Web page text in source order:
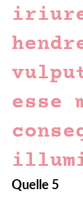
esse
Quelle 5